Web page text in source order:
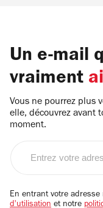
Un e-mail
vraiment
Vous ne pourrez plus
elle, découvrez avant
moment.
email
En entrant votre adresse
d'utilisation et notre